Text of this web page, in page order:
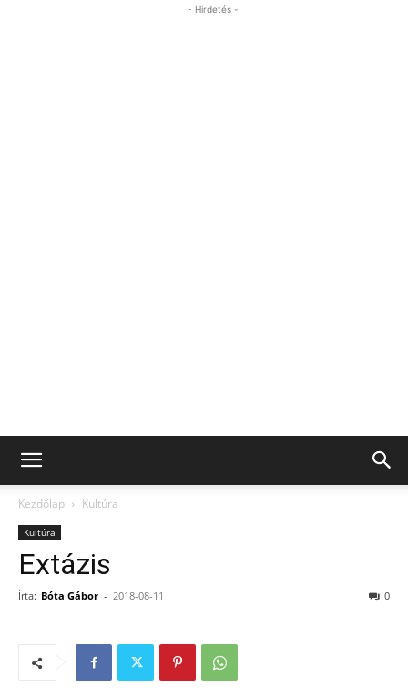
- Hirdetés -
Kezdőlap Kultúra
Kultúra
Extázis
Írta: Bóta Gábor - 2018-08-11 0